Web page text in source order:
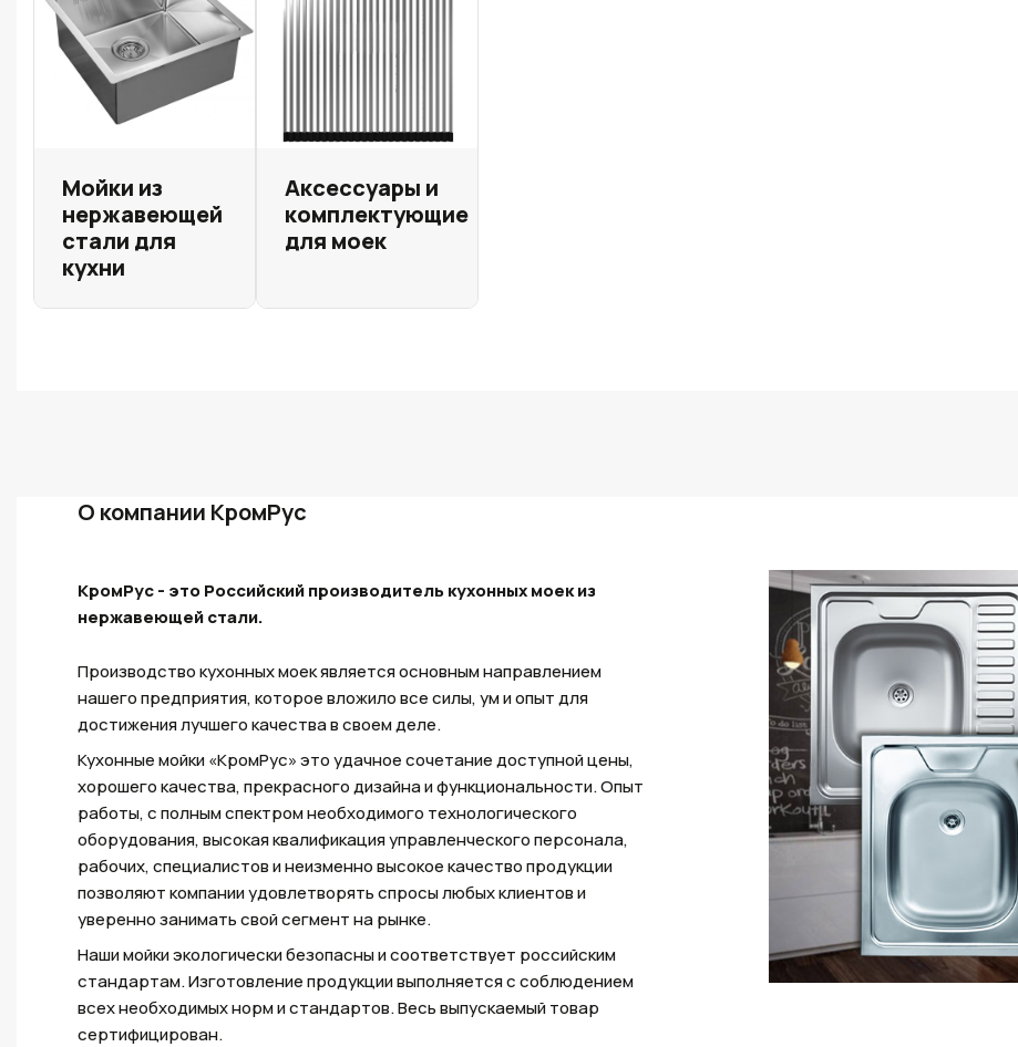
Мойки из
нержавеющей
стали для
кухни
Аксессуары и
комплектующие
для моек
О компании КромРус
КромРус - это Российский производитель кухонных моек из
нержавеющей стали.
Производство кухонных моек является основным направлением
нашего предприятия, которое вложило все силы, ум и опыт для
достижения лучшего качества в своем деле.
Кухонные мойки «КромРус» это удачное сочетание доступной цены,
хорошего качества, прекрасного дизайна и функциональности. Опыт
работы, с полным спектром необходимого технологического
оборудования, высокая квалификация управленческого персонала,
рабочих, специалистов и неизменно высокое качество продукции
позволяют компании удовлетворять спросы любых клиентов и
уверенно занимать свой сегмент на рынке.
Наши мойки экологически безопасны и соответствует российским
стандартам. Изготовление продукции выполняется с соблюдением
всех необходимых норм и стандартов. Весь выпускаемый товар
сертифицирован.